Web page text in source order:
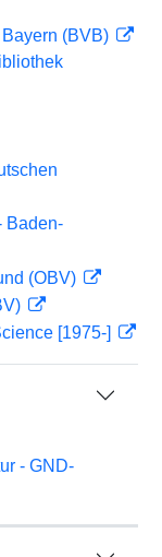
(BVB)
Baden-
(OBV)
[1975-]
- GND-